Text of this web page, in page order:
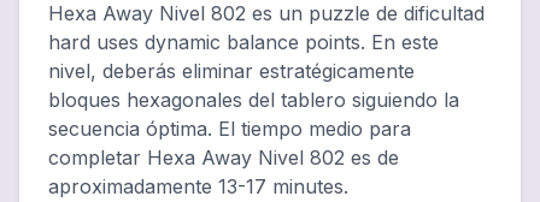
Hexa Away Nivel 802 es un puzzle de dificultad
hard uses dynamic balance points. En este
nivel, deberás eliminar estratégicamente
bloques hexagonales del tablero siguiendo la
secuencia óptima. El tiempo medio para
completar Hexa Away Nivel 802 es de
aproximadamente 13-17 minutes.